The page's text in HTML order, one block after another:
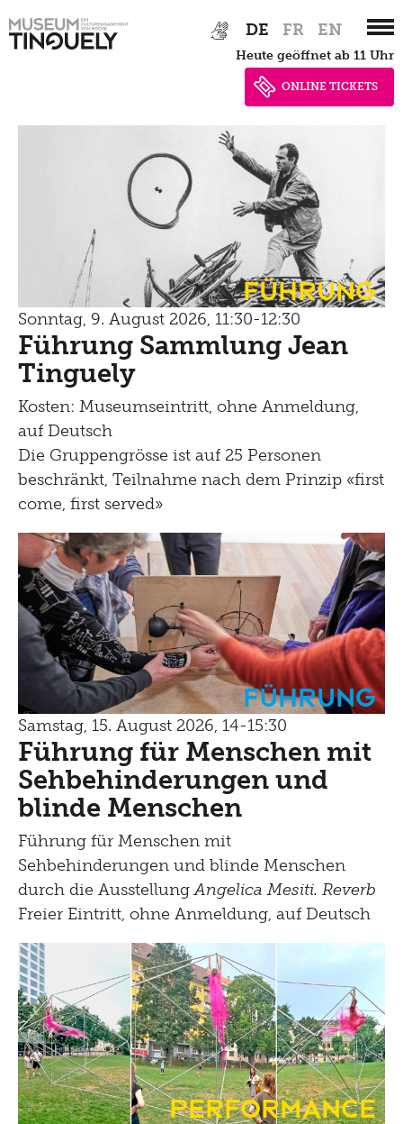
Hauptnavigation
to
DE FR EN
heute geöffnet ab 11 Uhr
ONLINE TICKETS
Führung
Sonntag, 9. August 2026, 11:30-12:30
Führung Sammlung Jean
Tinguely
Kosten: Museumseintritt, ohne Anmeldung,
auf Deutsch
Die Gruppengrösse ist auf 25 Personen
beschränkt, Teilnahme nach dem Prinzip «first
come, first served»
Führung
Samstag, 15. August 2026, 14-15:30
Führung für Menschen mit
Sehbehinderungen und
blinde Menschen
Führung für Menschen mit
Sehbehinderungen und blinde Menschen
durch die AusstellungAngelica Mesiti. Reverb
Freier Eintritt, ohne Anmeldung, auf Deutsch
Performance